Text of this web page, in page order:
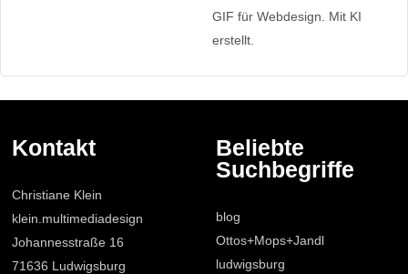
Kontakt
Christiane Klein
klein.multimediadesign
Johannesstraße 16
71636 Ludwigsburg
Beliebte
Suchbegriffe
blog
Ottos+Mops+Jandl
ludwigsburg